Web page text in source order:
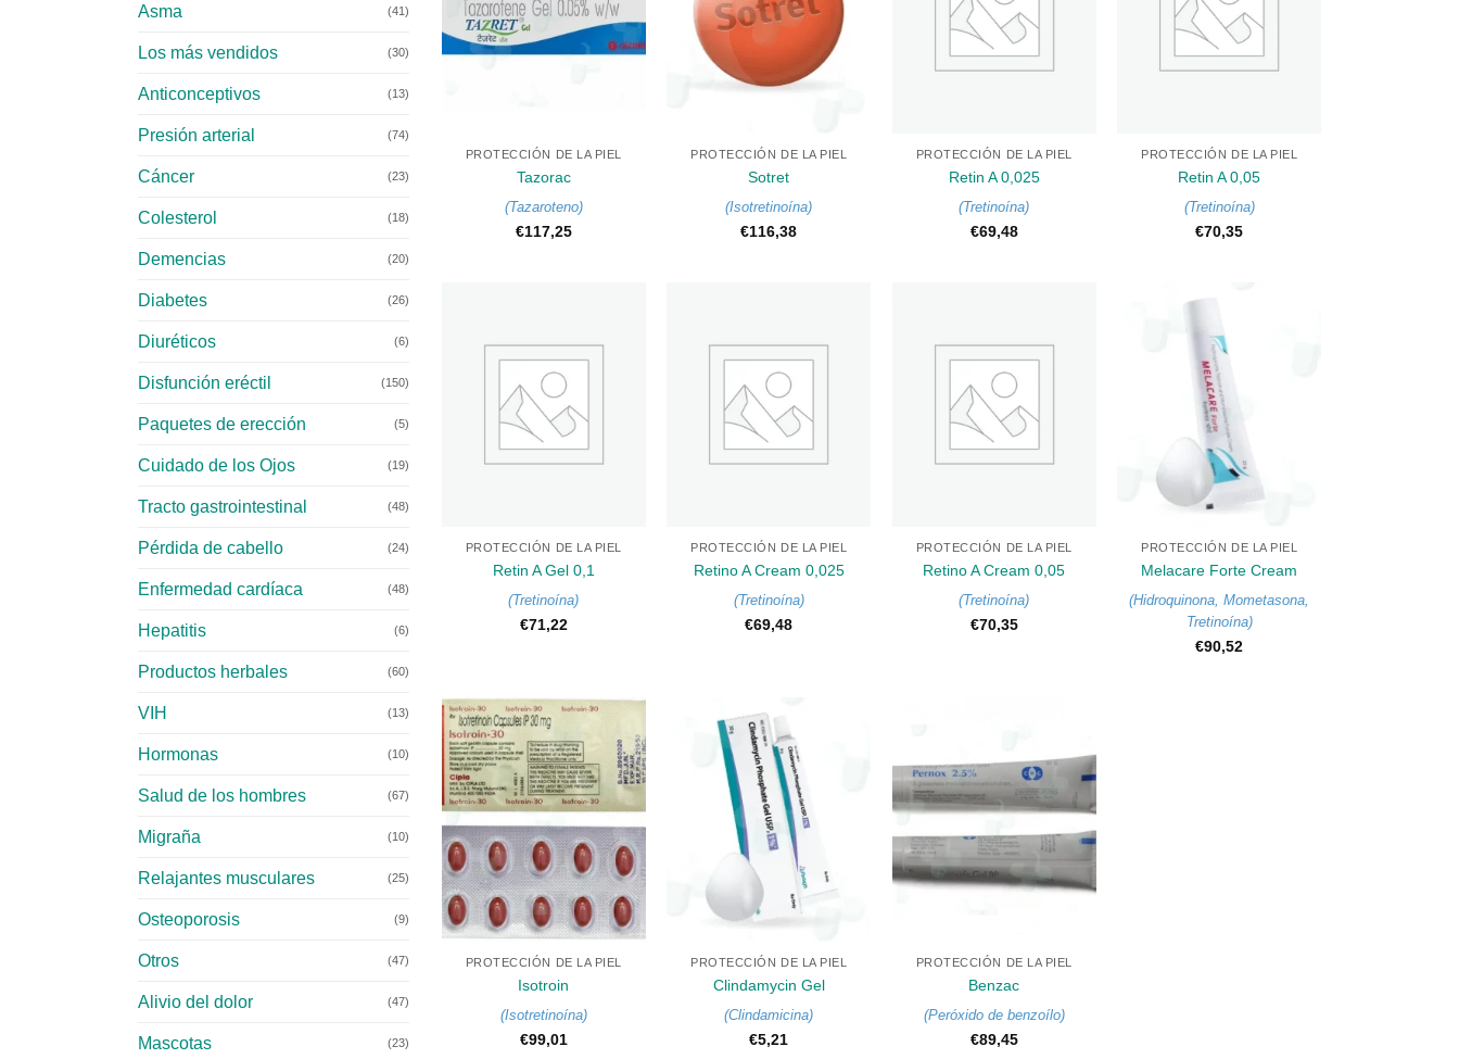
Asma (41)
Los más vendidos (30)
Anticonceptivos (13)
Presión arterial (74)
Cáncer (23)
Colesterol (18)
Demencias (20)
Diabetes (26)
Diuréticos (6)
Disfunción eréctil (150)
Paquetes de erección (5)
Cuidado de los Ojos (19)
Tracto gastrointestinal (48)
Pérdida de cabello (24)
Enfermedad cardíaca (48)
Hepatitis (6)
Productos herbales (60)
VIH (13)
Hormonas (10)
Salud de los hombres (67)
Migraña (10)
Relajantes musculares (25)
Osteoporosis (9)
Otros (47)
Alivio del dolor (47)
Mascotas (23)
PROTECCIÓN DE LA PIEL
Tazorac
(Tazaroteno)
€117,25
PROTECCIÓN DE LA PIEL
Sotret
(Isotretinoína)
€116,38
PROTECCIÓN DE LA PIEL
Retin A 0,025
(Tretinoína)
€69,48
PROTECCIÓN DE LA PIEL
Retin A 0,05
(Tretinoína)
€70,35
PROTECCIÓN DE LA PIEL
Retin A Gel 0,1
(Tretinoína)
€71,22
PROTECCIÓN DE LA PIEL
Retino A Cream 0,025
(Tretinoína)
€69,48
PROTECCIÓN DE LA PIEL
Retino A Cream 0,05
(Tretinoína)
€70,35
PROTECCIÓN DE LA PIEL
Melacare Forte Cream
(Hidroquinona,Mometasona,
Tretinoína)
€90,52
+
PROTECCIÓN DE LA PIEL
Isotroin
(Isotretinoína)
€99,01
PROTECCIÓN DE LA PIEL
Clindamycin Gel
(Clindamicina)
€5,21
PROTECCIÓN DE LA PIEL
Benzac
(Peróxido de benzoílo)
€89,45